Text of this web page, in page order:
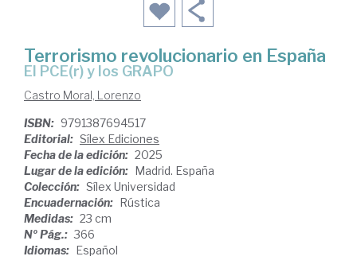
Terrorismo revolucionario en España
El PCE(r) y los GRAPO
Castro Moral, Lorenzo
ISBN: 9791387694517
Editorial: Sílex Ediciones
Fecha de la edición: 2025
Lugar de la edición: Madrid. España
Colección: Sílex Universidad
Encuadernación: Rústica
Medidas: 23 cm
Nº Pág.: 366
Idiomas: Español